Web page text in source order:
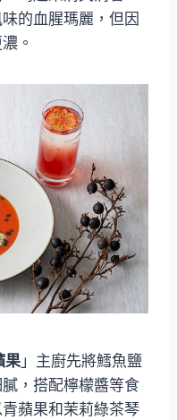
的血腥瑪麗，但因
。
果 」主廚先將鱈魚鹽
，搭配檸檬醬等食
蘋果和茉莉綠茶琴